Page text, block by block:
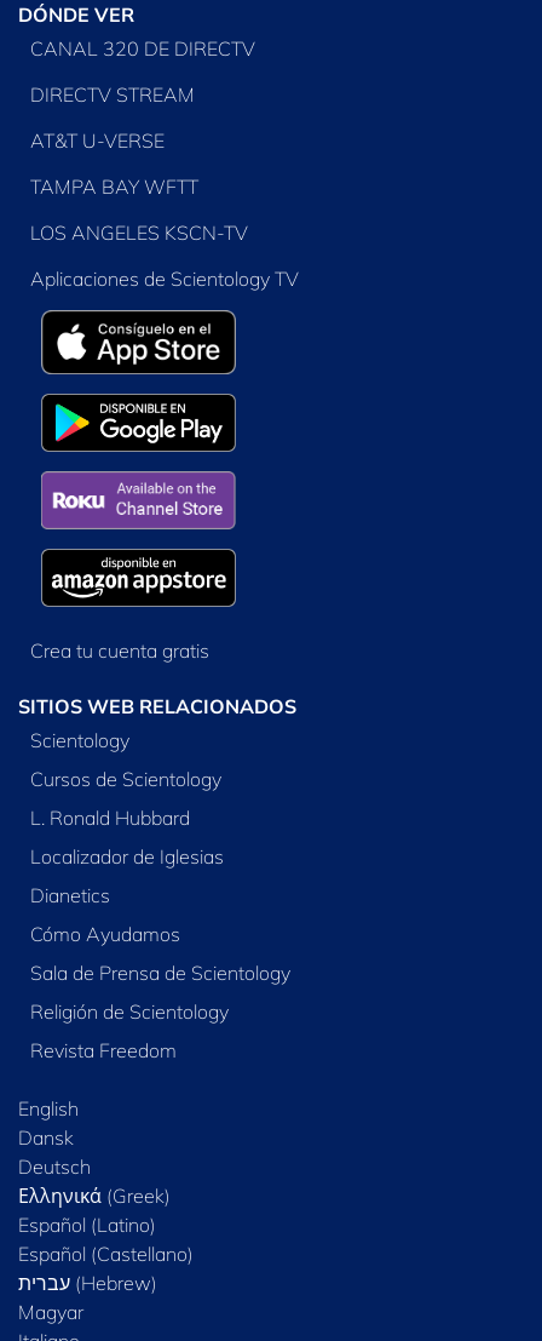
DÓNDE VER
CANAL 320 DE DIRECTV
DIRECTV STREAM
AT&T U-VERSE
TAMPA BAY WFTT
LOS ANGELES KSCN-TV
Aplicaciones de Scientology TV
Crea tu cuenta gratis
SITIOS WEB RELACIONADOS
Scientology
Cursos de Scientology
L. Ronald Hubbard
Localizador de Iglesias
Dianetics
Cómo Ayudamos
Sala de Prensa de Scientology
Religión de Scientology
Revista Freedom
English
Dansk
Deutsch
Ελληνικά (Greek)
Español (Latino)
Español (Castellano)
Magyar